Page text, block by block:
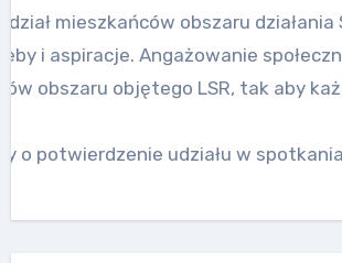
mieszkańców obszaru
i aspiracje. Angażowanie
obszaru objętego LSR, tak aby
o potwierdzenie udziału w